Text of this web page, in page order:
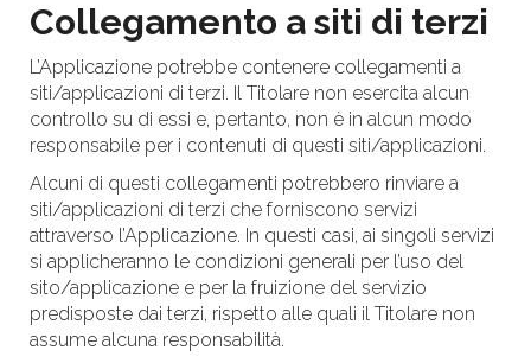
Collegamento a siti di terzi
L’Applicazione potrebbe contenere collegamenti a
siti/applicazioni di terzi. Il Titolare non esercita alcun
controllo su di essi e, pertanto, non è in alcun modo
responsabile per i contenuti di questi siti/applicazioni.
Alcuni di questi collegamenti potrebbero rinviare a
siti/applicazioni di terzi che forniscono servizi
attraverso l’Applicazione. In questi casi, ai singoli servizi
si applicheranno le condizioni generali per l’uso del
sito/applicazione e per la fruizione del servizio
predisposte dai terzi, rispetto alle quali il Titolare non
assume alcuna responsabilità.